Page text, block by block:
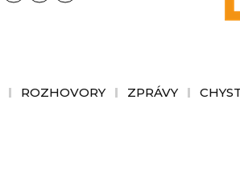
ROZHOVORY ZPRÁVY